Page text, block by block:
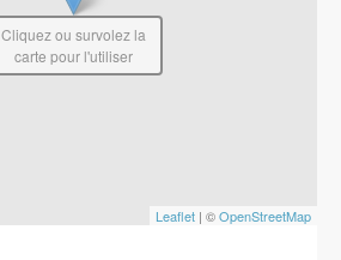
Leaflet | ©OpenStreetMap
Cliquez ou survolez la
carte pour l'utiliser